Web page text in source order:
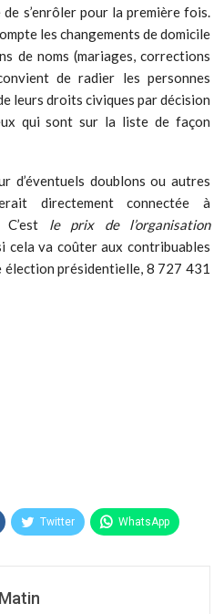
s’enrôler pour la première fois.
les changements de domicile
de noms (mariages, corrections
de radier les personnes
leurs droits civiques par décision
qui sont sur la liste de façon
d’éventuels doublons ou autres
directement connectée à
le prix de l’organisation
cela va coûter aux contribuables
élection présidentielle, 8 727 431
Twitter WhatsApp